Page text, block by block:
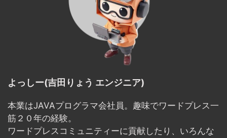
よっしー(吉田りょう エンジニア)
本業はJAVAプログラマ会社員。趣味でワードプレス一
筋２０年の経験。
ワードプレスコミュニティーに貢献したり、いろんな